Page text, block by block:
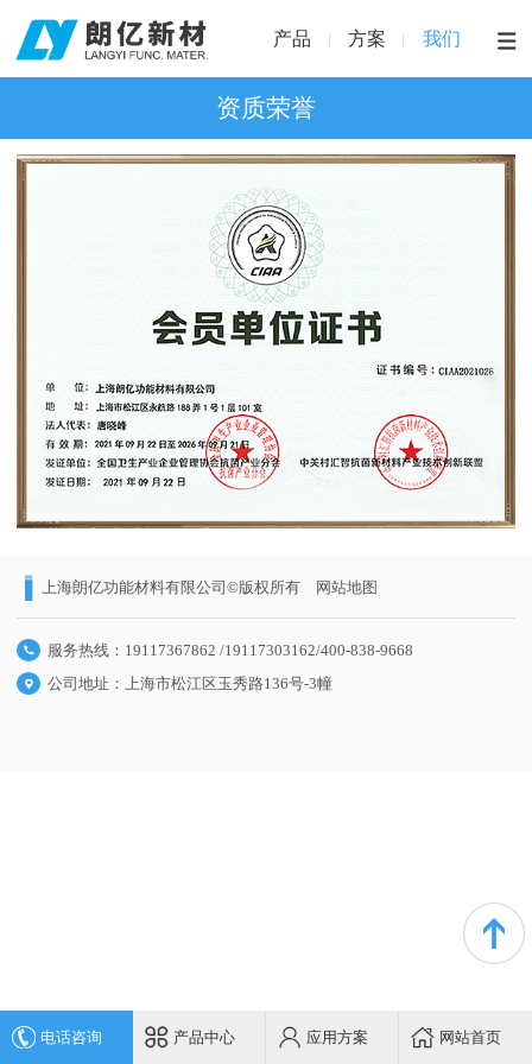
产品 方案 我们
资质荣誉
上海朗亿功能材料有限公司©版权所有 网站地图
服务热线：19117367862 /19117303162/400-838-9668
公司地址：上海市松江区玉秀路136号-3幢
电话咨询 产品中心 应用方案 网站首页